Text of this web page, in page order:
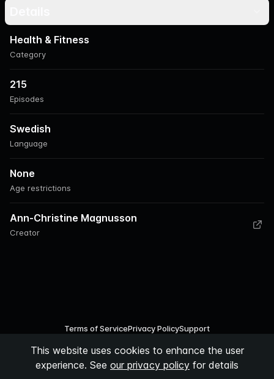
Category
Health & Fitness
Episodes
215
Language
Swedish
Age restrictions
None
Creator
Ann-Christine Magnusson
Terms of ServicePrivacy PolicySupport
Podspace AB
This website uses cookies to enhance the user
experience. See our privacy policy for details